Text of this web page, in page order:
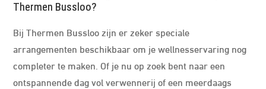
Thermen Bussloo?
Bij Thermen Bussloo zijn er zeker speciale
arrangementen beschikbaar om je wellnesservaring nog
completer te maken. Of je nu op zoek bent naar een
ontspannende dag vol verwennerij of een meerdaags